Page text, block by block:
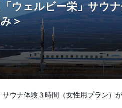
ウェルビー栄」サウ
＞
ウナ体験３時間（女性用プラン）